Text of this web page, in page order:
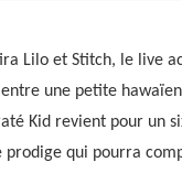
Lilo et Stitch, le live
entre une petite
Kid revient pour un
prodige qui pourra